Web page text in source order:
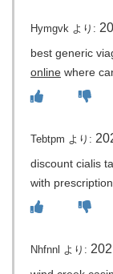
Hymgvk より:
best generic
online where
Tebtpm より:
discount cialis
with prescription
Nhfnnl より: